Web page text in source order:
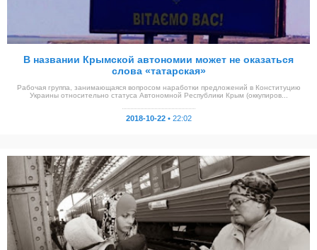
В названии Крымской автономии может не оказаться
слова «татарская»
Рабочая группа, занимающаяся вопросом наработки предложений в Конституцию
Украины относительно статуса Автономной Республики Крым (оккупиров...
2018-10-22 • 22:02